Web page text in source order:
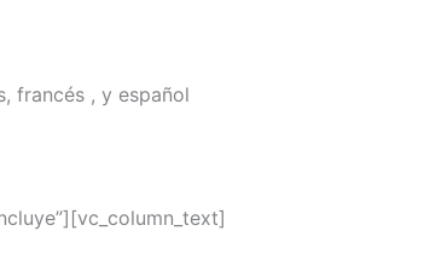
francés , y español